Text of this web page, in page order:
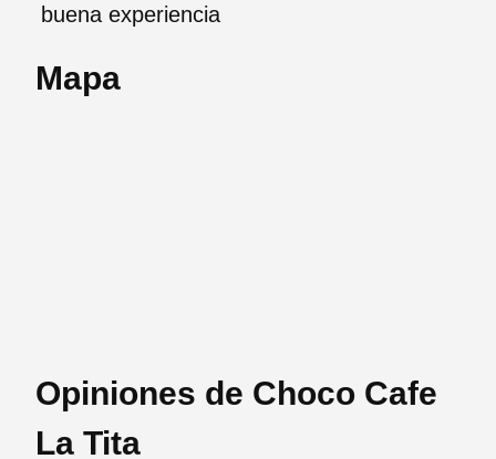
buena experiencia
Mapa
Opiniones de Choco Cafe
La Tita